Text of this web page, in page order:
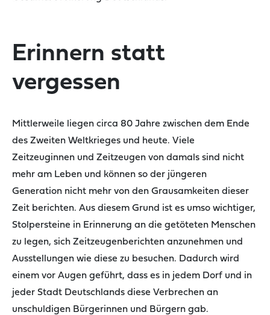
Erinnern statt
vergessen
Mittlerweile liegen circa 80 Jahre zwischen dem Ende
des Zweiten Weltkrieges und heute. Viele
Zeitzeuginnen und Zeitzeugen von damals sind nicht
mehr am Leben und können so der jüngeren
Generation nicht mehr von den Grausamkeiten dieser
Zeit berichten. Aus diesem Grund ist es umso wichtiger,
Stolpersteine in Erinnerung an die getöteten Menschen
zu legen, sich Zeitzeugenberichten anzunehmen und
Ausstellungen wie diese zu besuchen. Dadurch wird
einem vor Augen geführt, dass es in jedem Dorf und in
jeder Stadt Deutschlands diese Verbrechen an
unschuldigen Bürgerinnen und Bürgern gab.